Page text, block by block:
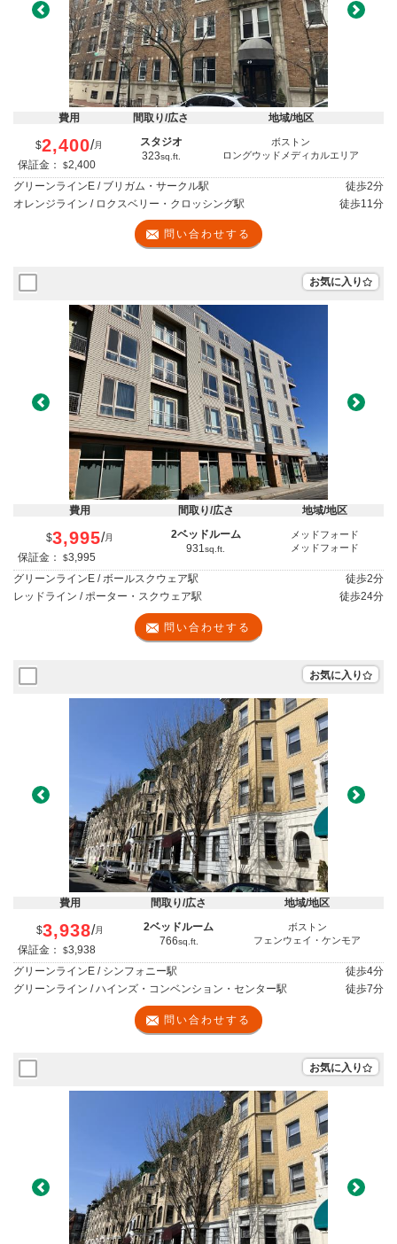
Previous Next
費用 間取り/広さ 地域/地区
$2,400/月
保証金： $2,400
スタジオ
323sq.ft.
ボストン
ロングウッドメディカルエリア
グリーンラインE / ブリガム・サークル駅 徒歩2分
オレンジライン / ロクスベリー・クロッシング駅
徒歩11分
問い合わせする
お気に入り
Previous Next
費用 間取り/広さ 地域/地区
$3,995/月
保証金： $3,995
2ベッドルーム
931 sq.ft.
メッドフォード
メッドフォード
グリーンラインE / ボールスクウェア駅 徒歩2分
レッドライン / ポーター・スクウェア駅
徒歩24分
問い合わせする
お気に入り
Previous Next
費用 間取り/広さ 地域/地区
$3,938/月
保証金： $3,938
2ベッドルーム
766sq.ft.
ボストン
フェンウェイ・ケンモア
グリーンラインE / シンフォニー駅 徒歩4分
グリーンライン / ハインズ・コンベンション・センター駅
徒歩7分
問い合わせする
お気に入り
Previous Next